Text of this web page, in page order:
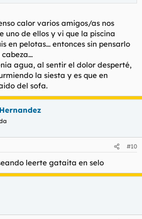
calor varios amigos/as nos
uno de ellos y vi que la piscina
en pelotas... entonces sin pensarlo
agua, al sentir el dolor desperté,
la siesta y es que en
del sofa.
#10
leerte gataita en selo